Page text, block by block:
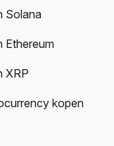
Solana
Ethereum
XRP
kopen